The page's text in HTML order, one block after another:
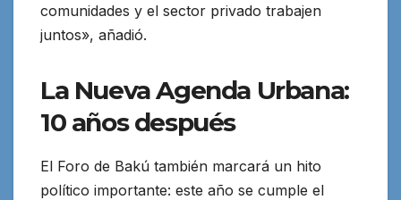
comunidades y el sector privado trabajen
juntos», añadió.
La Nueva Agenda Urbana:
10 años después
El Foro de Bakú también marcará un hito
político importante: este año se cumple el